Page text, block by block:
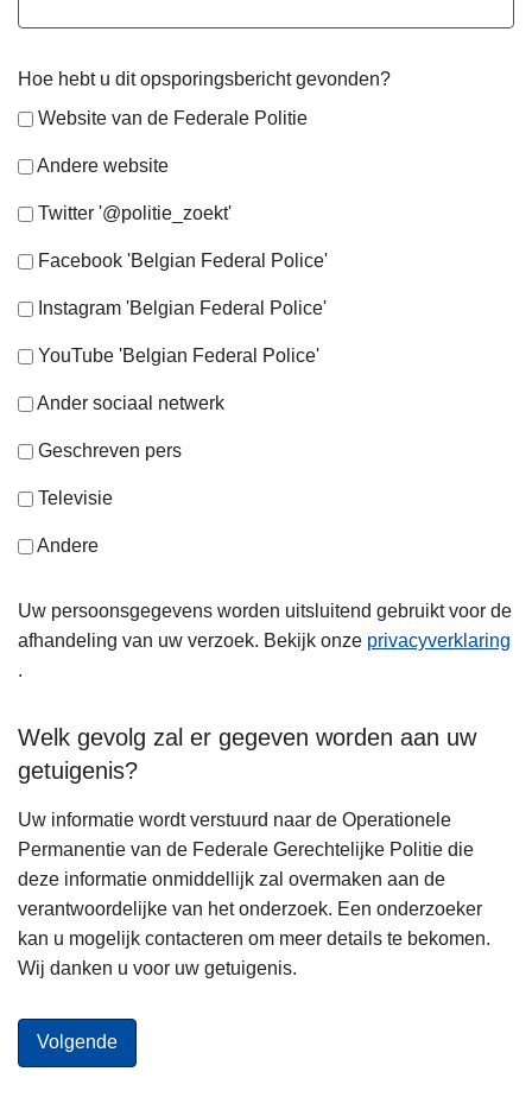
Hoe hebt u dit opsporingsbericht gevonden?
Website van de Federale Politie
Andere website
Twitter '@politie_zoekt'
Facebook 'Belgian Federal Police'
Instagram 'Belgian Federal Police'
YouTube 'Belgian Federal Police'
Ander sociaal netwerk
Geschreven pers
Televisie
Andere
Uw persoonsgegevens worden uitsluitend gebruikt voor de
afhandeling van uw verzoek. Bekijk onze privacyverklaring
.
Welk gevolg zal er gegeven worden aan uw
getuigenis?
Uw informatie wordt verstuurd naar de Operationele
Permanentie van de Federale Gerechtelijke Politie die
deze informatie onmiddellijk zal overmaken aan de
verantwoordelijke van het onderzoek. Een onderzoeker
kan u mogelijk contacteren om meer details te bekomen.
Wij danken u voor uw getuigenis.